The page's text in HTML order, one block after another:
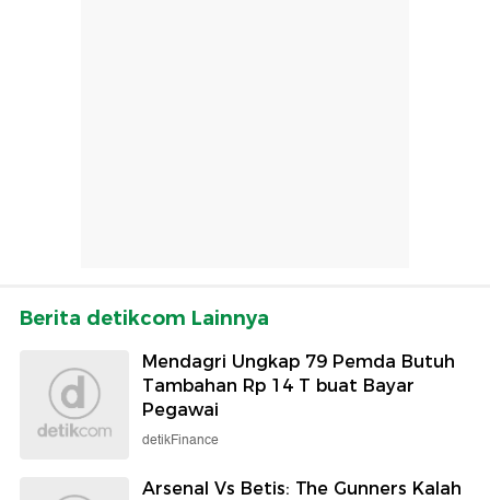
Berita detikcom Lainnya
Mendagri Ungkap 79 Pemda Butuh
Tambahan Rp 14 T buat Bayar
Pegawai
detikFinance
Arsenal Vs Betis: The Gunners Kalah